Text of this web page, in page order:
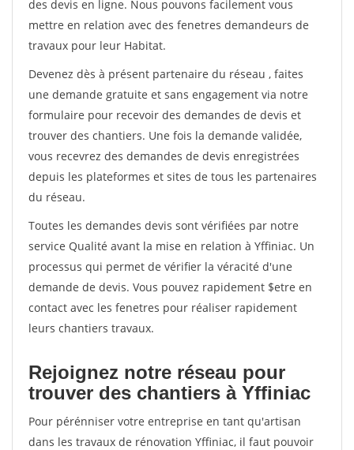
des devis en ligne. Nous pouvons facilement vous
mettre en relation avec des fenetres demandeurs de
travaux pour leur Habitat.
Devenez dès à présent partenaire du réseau , faites
une demande gratuite et sans engagement via notre
formulaire pour recevoir des demandes de devis et
trouver des chantiers. Une fois la demande validée,
vous recevrez des demandes de devis enregistrées
depuis les plateformes et sites de tous les partenaires
du réseau.
Toutes les demandes devis sont vérifiées par notre
service Qualité avant la mise en relation à Yffiniac. Un
processus qui permet de vérifier la véracité d'une
demande de devis. Vous pouvez rapidement $etre en
contact avec les fenetres pour réaliser rapidement
leurs chantiers travaux.
Rejoignez notre réseau pour
trouver des chantiers à Yffiniac
Pour pérénniser votre entreprise en tant qu'artisan
dans les travaux de rénovation Yffiniac, il faut pouvoir